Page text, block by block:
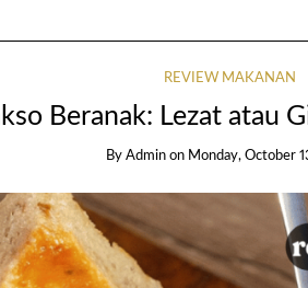
REVIEW MAKANAN
Beranak: Lezat atau
ByAdmin on Monday, October